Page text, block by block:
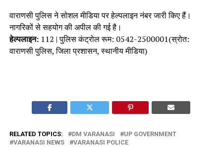
वाराणसी पुलिस ने सोशल मीडिया पर हेल्पलाइन नंबर जारी किए हैं।
नागरिकों से सहयोग की अपील की गई है।
हेल्पलाइन: 112 | पुलिस कंट्रोल रूम: 0542-2500001(स्रोत:
वाराणसी पुलिस, जिला प्रशासन, स्थानीय मीडिया)
RELATED TOPICS: DM VARANASI
UP GOVERNMENT
VARANASI NEWS
VARANASI POLICE